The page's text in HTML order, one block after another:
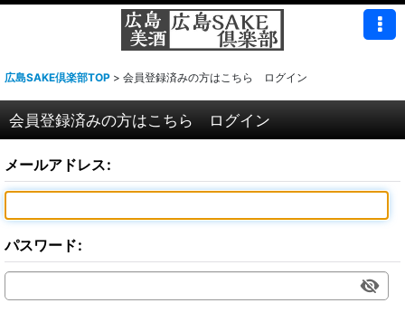
広島SAKE倶楽部TOP > 会員登録済みの方はこちら ログイン
会員登録済みの方はこちら ログイン
メールアドレス:
パスワード: